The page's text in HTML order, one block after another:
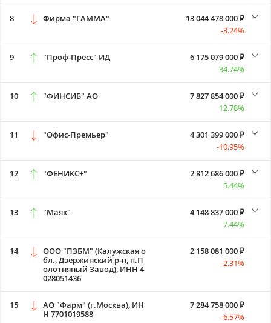
8 Фирма "ГАММА"
13 044 478 000 ₽
-3.24%
9 "Проф-Пресс" ИД
6 175 079 000 ₽
34.74%
10 "ФИНСИБ" АО
7 827 854 000 ₽
12.78%
11 "Офис-Премьер"
4 301 399 000 ₽
-10.95%
12 "ФЕНИКС+"
2 812 686 000 ₽
5.44%
13 "Маяк"
4 148 837 000 ₽
7.44%
14
ООО "ПЗБМ" (Калужская о
бл., Дзержинский р-н, п.П
олотняный Завод), ИНН 4
028051436
2 158 081 000 ₽
-2.31%
15
АО "Фарм" (г.Москва), ИН
Н 7701019588
7 284 758 000 ₽
-6.57%